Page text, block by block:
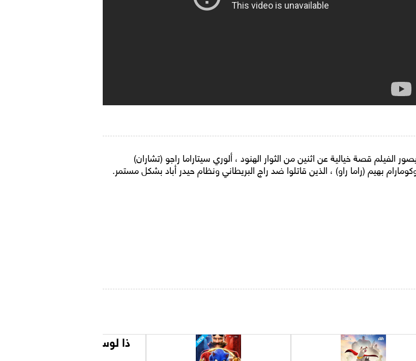
الفيلم قصة خيالية عن اثنين من الثوار الهنود ، ألوري سيتاراما راجو (تشاران)
بهيم (راما راو) ، الذين قاتلوا ضد راج البريطاني ونظام حيدر أباد بشكل مستمر.
ذا لوست سيتي